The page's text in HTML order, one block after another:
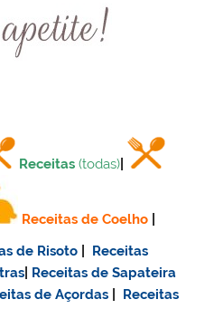
Receitas (todas)
Receitas de Coelho
de Risoto
Receitas
Receitas de Sapateira
de Açordas
Receitas